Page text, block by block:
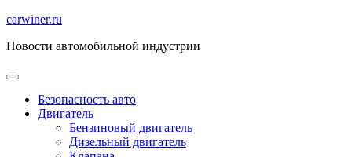
Перейти
содержимому
carwiner.ru
Новости автомобильной индустрии
Безопасность авто
Двигатель
Бензиновый двигатель
Дизельный двигатель